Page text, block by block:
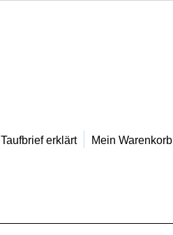
Taufbrief erklärt Mein Warenkorb